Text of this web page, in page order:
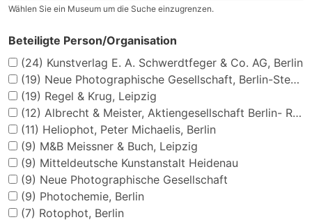
Wählen Sie ein Museum um die Suche einzugrenzen.
Beteiligte Person/Organisation
(24) Kunstverlag E. A. Schwerdtfeger & Co. AG, Berlin
(19) Neue Photographische Gesellschaft, Berlin-Steglitz
(19) Regel & Krug, Leipzig
(12) Albrecht & Meister, Aktiengesellschaft Berlin- Reinickendorf
(11) Heliophot, Peter Michaelis, Berlin
(9) M&B Meissner & Buch, Leipzig
(9) Mitteldeutsche Kunstanstalt Heidenau
(9) Neue Photographische Gesellschaft
(9) Photochemie, Berlin
(7) Rotophot, Berlin